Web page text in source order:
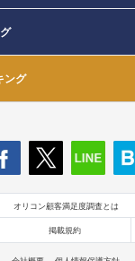
ング
オリコン顧客満足度調査とは
掲載規約